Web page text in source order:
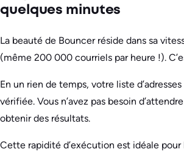
quelques minutes
La beauté de Bouncer réside dans sa
(même 200 000 courriels par heure !).
En un rien de temps, votre liste
vérifiée. Vous n’avez pas besoin
obtenir des résultats.
Cette rapidité d’exécution est idéale